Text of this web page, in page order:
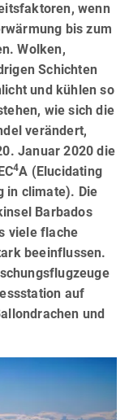
wenn
bis zum
Wolken,
Schichten
und kühlen so
wie sich die
verändert,
Januar 2020 die
4A (Elucidating
in climate). Die
Barbados
viele flache
beeinflussen.
auf
und